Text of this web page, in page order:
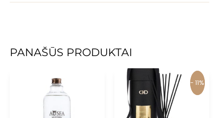
sienelių.
PANAŠŪS PRODUKTAI
- 11%
- 11%